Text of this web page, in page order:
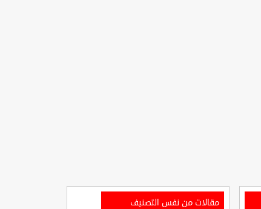
مقالات من نفس التصنيف